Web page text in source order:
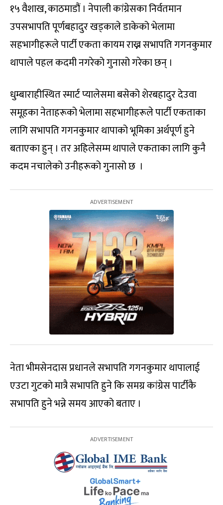
१५ वैशाख, काठमाडौं । नेपाली कांग्रेसका निर्वतमान
उपसभापति पूर्णबहादुर खड्काले डाकेको भेलामा
सहभागीहरूले पार्टी एकता कायम राख्न सभापति गगनकुमार
थापाले पहल कदमी नगरेको गुनासो गरेका छन् ।
धुम्बाराहीस्थित स्मार्ट प्यालेसमा बसेको शेरबहादुर देउवा
समूहका नेताहरूको भेलामा सहभागीहरूले पार्टी एकताका
लागि सभापति गगनकुमार थापाको भूमिका अर्थपूर्ण हुने
बताएका हुन् । तर अहिलेसम्म थापाले एकताका लागि कुनै
कदम नचालेको उनीहरूको गुनासो छ ।
नेता भीमसेनदास प्रधानले सभापति गगनकुमार थापालाई
एउटा गुटको मात्रै सभापति हुने कि समग्र कांग्रेस पार्टीकै
सभापति हुने भन्ने समय आएको बताए ।